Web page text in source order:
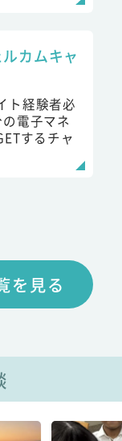
カムキャ
ト経験者必
電子マネ
するチャ
を見る